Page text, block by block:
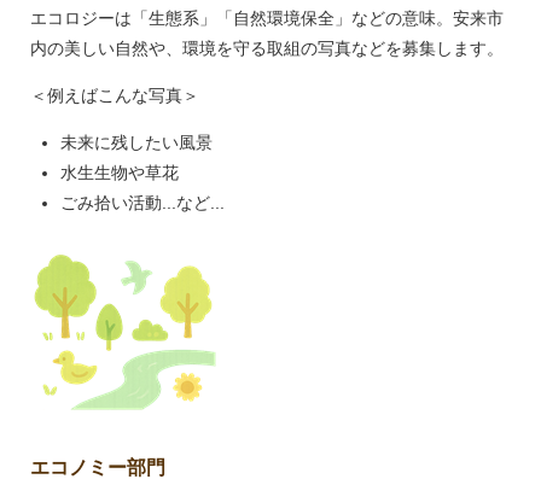
エコロジーは「生態系」「自然環境保全」などの意味。安来市
内の美しい自然や、環境を守る取組の写真などを募集します。
＜例えばこんな写真＞
未来に残したい風景
水生生物や草花
ごみ拾い活動...など...
エコノミー部門